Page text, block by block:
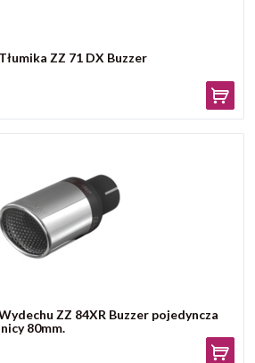
ZZ 71 DX Buzzer
ZZ 84XR Buzzer pojedyncza
80mm.